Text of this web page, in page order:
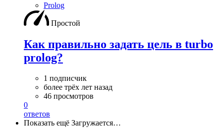
Prolog
Простой
Как правильно задать цель в turbo
prolog?
1 подписчик
более трёх лет назад
46 просмотров
0
ответов
Показать ещё Загружается…